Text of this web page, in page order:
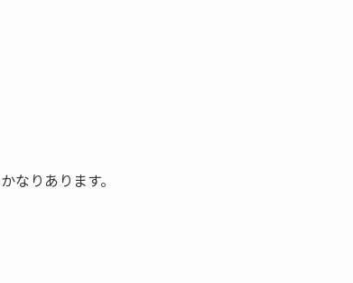
なりあります。